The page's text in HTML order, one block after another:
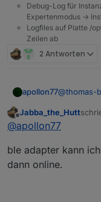
Debug-Log für
Expertenmodus ->
Logfiles auf Platte /
Zeilen ab
2 Antworten
apollon77@thomas-
zickig und
gehen
richtig
Offline
Jabba_the_Hutt
@apollon77
ble adapter kann
dann online.